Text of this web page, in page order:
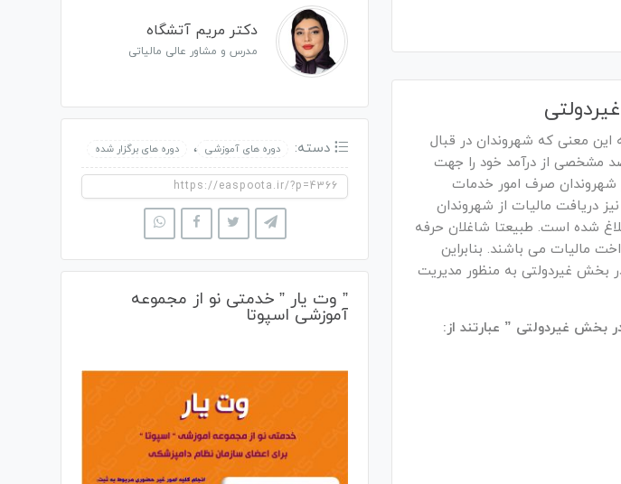
معنی که شهروندان در قبال
مشخصی از درآمد خود را جهت
شهروندان صرف امور خدمات
دریافت مالیات از شهروندان
شده است. طبیعتا شاغلان حرفه
مالیات می باشند. بنابراین
در بخش غیردولتی به منظور مدیریت
بخش غیردولتی ” عبارتند از:
دکتر مریم آتشگاه
مدرس و مشاور عالی مالیاتی
دسته: دوره های آموزشی ، دوره های برگزار شده
” وت یار ” خدمتی نو از مجموعه
آموزشی اسپوتا